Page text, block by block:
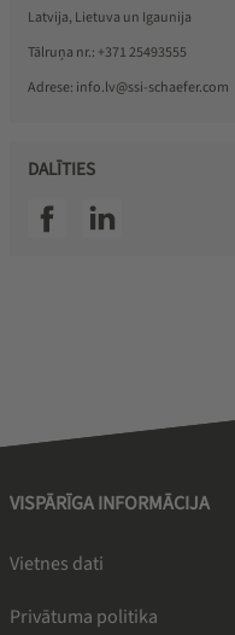
Latvija, Lietuva un Igaunija
Tālruņa nr.: +371 25493555
Adrese: info.lv@ssi-schaefer.com
DALĪTIES
SSI facebookSSI linkedin
VISPĀRĪGA INFORMĀCIJA
Vietnes dati
Privātuma politika